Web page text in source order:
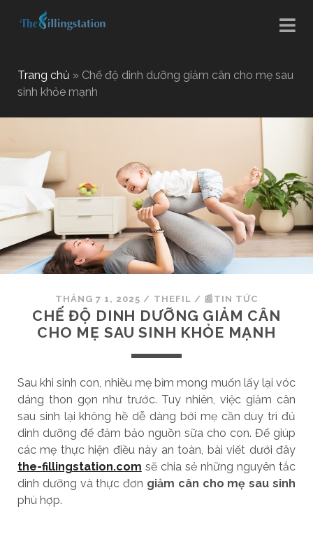
Trang chủ » Chế độ dinh dưỡng giảm cân cho mẹ sau
sinh khỏe mạnh
THÁNG 7 1, 2025 / THEFIL / 📰TIN TỨC
CHẾ ĐỘ DINH DƯỠNG GIẢM CÂN
CHO MẸ SAU SINH KHỎE MẠNH
Sau khi sinh con, nhiều mẹ bỉm mong muốn lấy lại vóc
dáng thon gọn như trước. Tuy nhiên, việc giảm cân
sau sinh lại không hề dễ dàng bởi mẹ cần duy trì đủ
dinh dưỡng để đảm bảo nguồn sữa cho con. Để giúp
các mẹ thực hiện điều này an toàn, bài viết dưới đây
the-fillingstation.com sẽ chia sẻ những nguyên tắc
dinh dưỡng và thực đơn giảm cân cho mẹ sau sinh
phù hợp.